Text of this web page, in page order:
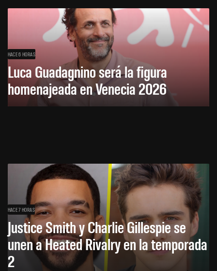
HACE 6 HORAS
Luca Guadagnino será la figura
homenajeada en Venecia 2026
HACE 7 HORAS
Justice Smith y Charlie Gillespie se
unen a Heated Rivalry en la temporada
2